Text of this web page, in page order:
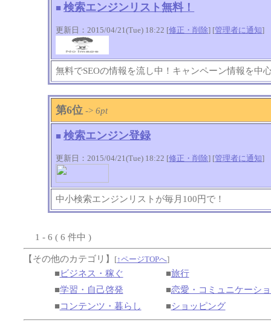
■ 検索エンジンリスト無料！
更新日：2015/04/21(Tue) 18:22 [修正・削除] [管理者に通知]
無料でSEOの情報を流し中！キャンペーン情報を中
第6位 ->6pt
■ 検索エンジン登録
更新日：2015/04/21(Tue) 18:22 [修正・削除] [管理者に通知]
中小検索エンジンリストが毎月100円で！
1 - 6 ( 6 件中 )
【その他のカテゴリ】 [↑ページTOPへ]
■ ビジネス・稼ぐ ■旅行
■学習・自己啓発 ■恋愛・コミュニケーシ
■コンテンツ・暮らし ■ショッピング